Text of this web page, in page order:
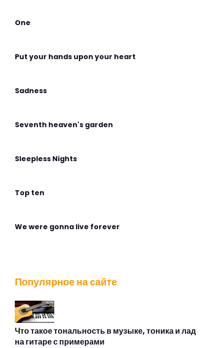
One
Put your hands upon your heart
Sadness
Seventh heaven's garden
Sleepless Nights
Top ten
We were gonna live forever
Алиса
Популярное на сайте
Что такое тональность в музыке, тоника и лад
на гитаре с примерами